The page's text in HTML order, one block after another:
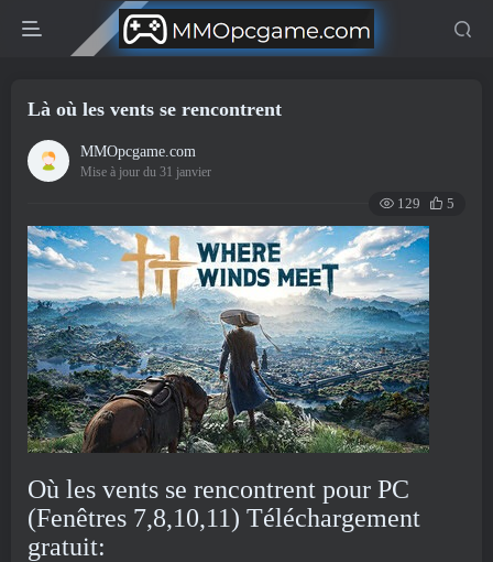
Là où les vents se rencontrent
MMOpcgame.com
Mise à jour du 31 janvier
129 5
Où les vents se rencontrent pour PC
(Fenêtres 7,8,10,11) Téléchargement
gratuit: